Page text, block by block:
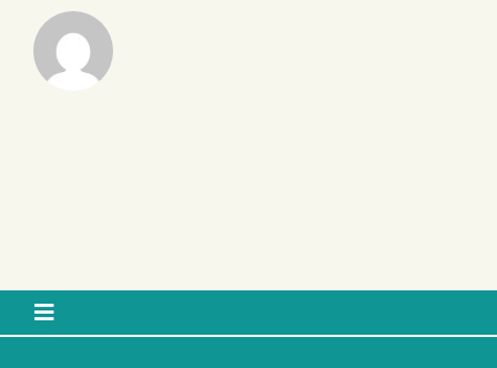
Toggle